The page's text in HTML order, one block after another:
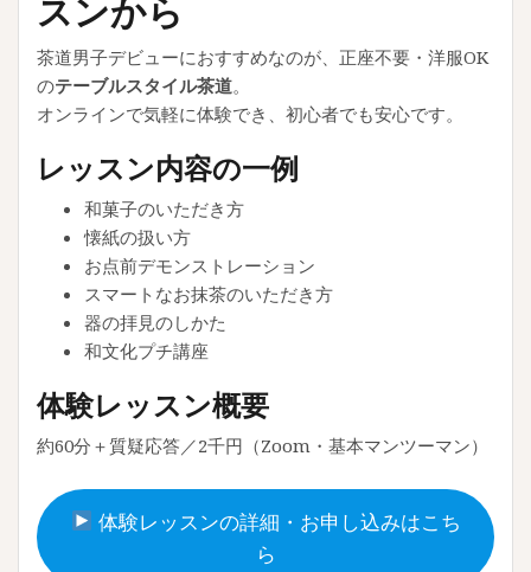
スンから
茶道男子デビューにおすすめなのが、正座不要・洋服OK
のテーブルスタイル茶道。
オンラインで気軽に体験でき、初心者でも安心です。
レッスン内容の一例
和菓子のいただき方
懐紙の扱い方
お点前デモンストレーション
スマートなお抹茶のいただき方
器の拝見のしかた
和文化プチ講座
体験レッスン概要
約60分＋質疑応答／2千円（Zoom・基本マンツーマン）
体験レッスンの詳細・お申し込みはこち
ら